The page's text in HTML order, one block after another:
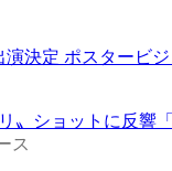
決定 ポスタービ
〟ショットに反響
ス